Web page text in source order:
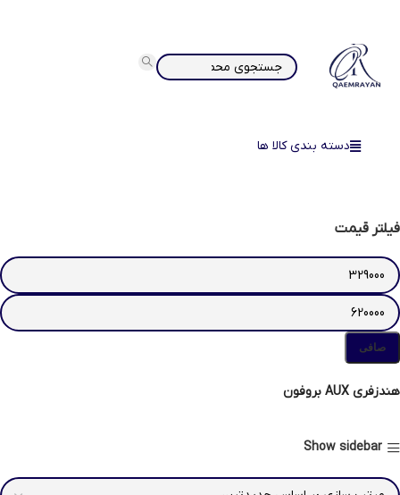
دسته بندی کالا ها
فیلتر قیمت
صافی
هندزفری AUX بروفون
Show sidebar